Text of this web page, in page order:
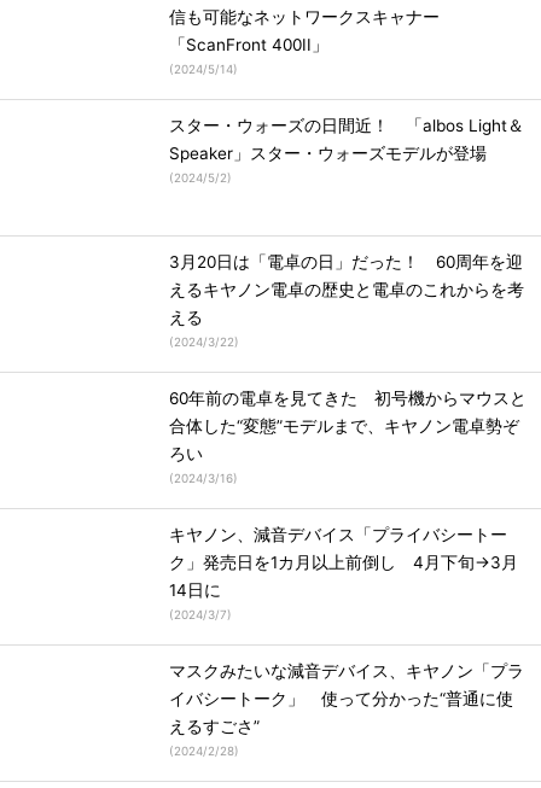
信も可能なネットワークスキャナー
「ScanFront 400II」
(2024/5/14)
スター・ウォーズの日間近！ 「albos Light＆
Speaker」スター・ウォーズモデルが登場
(2024/5/2)
3月20日は「電卓の日」だった！ 60周年を迎
えるキヤノン電卓の歴史と電卓のこれからを考
える
(2024/3/22)
60年前の電卓を見てきた 初号機からマウスと
合体した“変態”モデルまで、キヤノン電卓勢ぞ
ろい
(2024/3/16)
キヤノン、減音デバイス「プライバシートー
ク」発売日を1カ月以上前倒し 4月下旬→3月
14日に
(2024/3/7)
マスクみたいな減音デバイス、キヤノン「プラ
イバシートーク」 使って分かった“普通に使
えるすごさ”
(2024/2/28)